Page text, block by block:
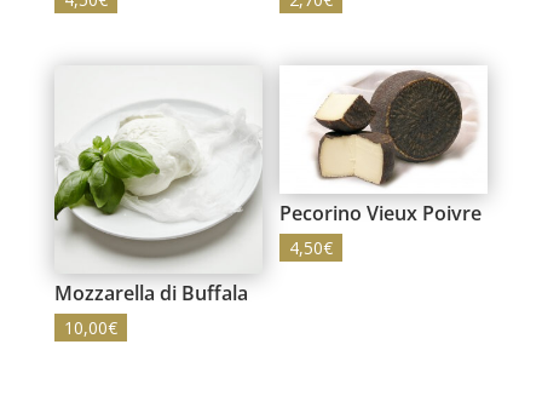
Mozzarella di Buffala
10,00€
Pecorino Vieux Poivre
4,50€